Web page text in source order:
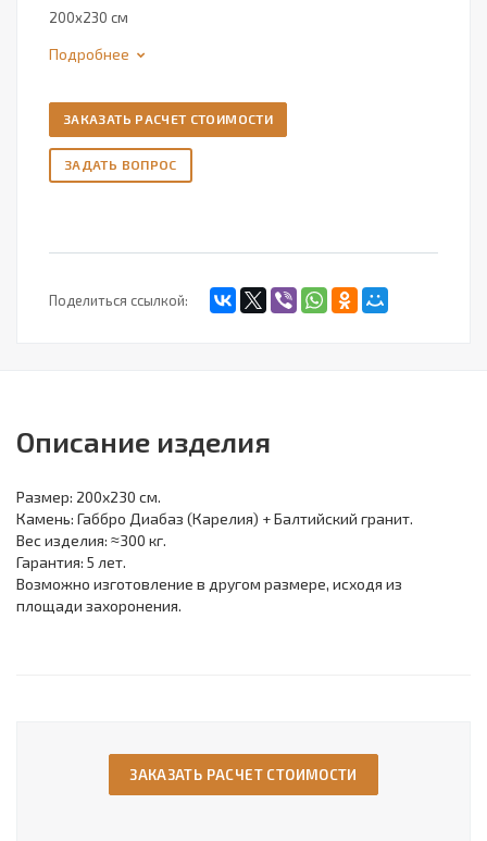
200х230 см
Подробнее
ЗАКАЗАТЬ РАСЧЕТ СТОИМОСТИ
ЗАДАТЬ ВОПРОС
Поделиться ссылкой:
Описание изделия
Размер: 200х230 см.
Камень: Габбро Диабаз (Карелия) + Балтийский гранит.
Вес изделия: ≈300 кг.
Гарантия: 5 лет.
Возможно изготовление в другом размере, исходя из
площади захоронения.
ЗАКАЗАТЬ РАСЧЕТ СТОИМОСТИ